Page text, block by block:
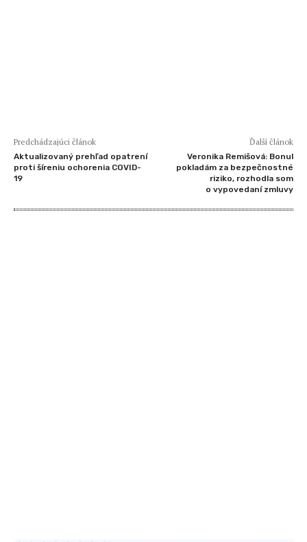
Predchádzajúci článok
Aktualizovaný prehľad opatrení
proti šíreniu ochorenia COVID-
19
Ďalší článok
Veronika Remišová: Bonul
pokladám za bezpečnostné
riziko, rozhodla som
o vypovedaní zmluvy